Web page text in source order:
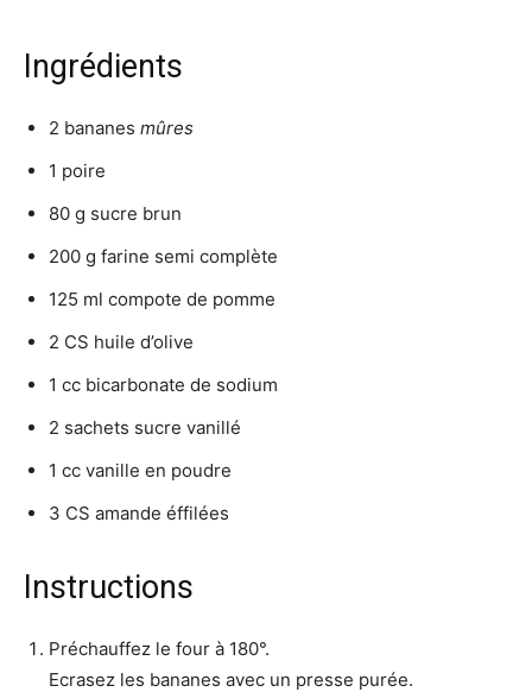
Ingrédients
2 bananes mûres
1 poire
80 g sucre brun
200 g farine semi complète
125 ml compote de pomme
2 CS huile d’olive
1 cc bicarbonate de sodium
2 sachets sucre vanillé
1 cc vanille en poudre
3 CS amande éffilées
Instructions
Préchauffez le four à 180°.
Ecrasez les bananes avec un presse purée.